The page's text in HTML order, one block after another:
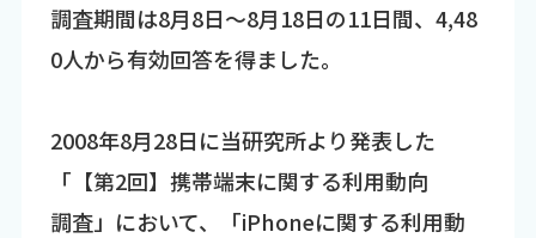
調査期間は8月8日～8月18日の11日間、4,48
0人から有効回答を得ました。
2008年8月28日に当研究所より発表した
「【第2回】携帯端末に関する利用動向
調査」において、「iPhoneに関する利用動